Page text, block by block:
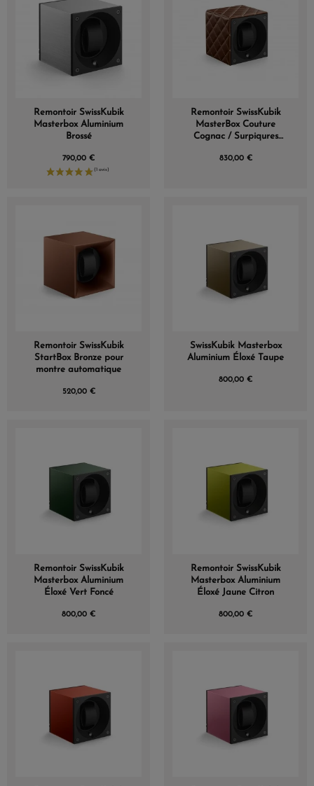
Remontoir SwissKubik
Masterbox Aluminium
Brossé
790,00 €
Remontoir SwissKubik
MasterBox Couture
Cognac / Surpiqures
830,00 €
Remontoir SwissKubik
StartBox Bronze pour
montre automatique
520,00 €
SwissKubik Masterbox
Aluminium Éloxé Taupe
800,00 €
Remontoir SwissKubik
Masterbox Aluminium
Éloxé Vert Foncé
800,00 €
Remontoir SwissKubik
Masterbox Aluminium
Éloxé Jaune Citron
800,00 €